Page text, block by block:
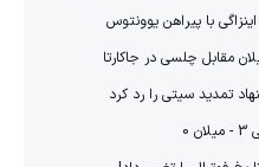
مقابل چلسی در جاکارتا
تمدید سیتی را رد کرد